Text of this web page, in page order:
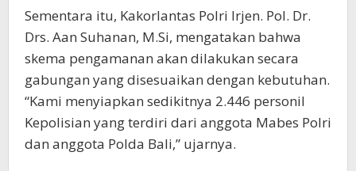
Sementara itu, Kakorlantas Polri Irjen. Pol. Dr.
Drs. Aan Suhanan, M.Si, mengatakan bahwa
skema pengamanan akan dilakukan secara
gabungan yang disesuaikan dengan kebutuhan.
“Kami menyiapkan sedikitnya 2.446 personil
Kepolisian yang terdiri dari anggota Mabes Polri
dan anggota Polda Bali,” ujarnya.